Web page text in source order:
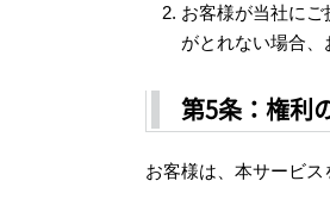
お客様が当社に
がとれない場合、
第5条：権利
お客様は、本サービ